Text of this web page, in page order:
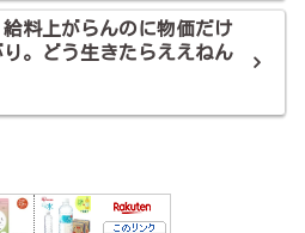
給料上がらんのに物価だけ
。どう生きたらええねん